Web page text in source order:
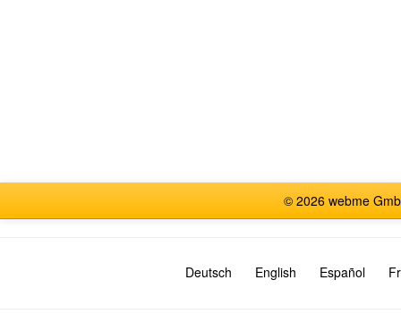
© 2026 webme
Deutsch English Español